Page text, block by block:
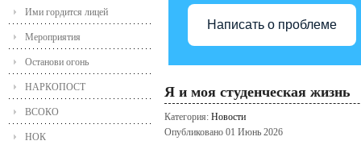
Ими гордится лицей
Мероприятия
Останови огонь
НАРКОПОСТ
ВСОКО
НОК
Написать о проблеме
Я и моя студенческая жизнь
Категория: Новости
Опубликовано 01 Июнь 2026